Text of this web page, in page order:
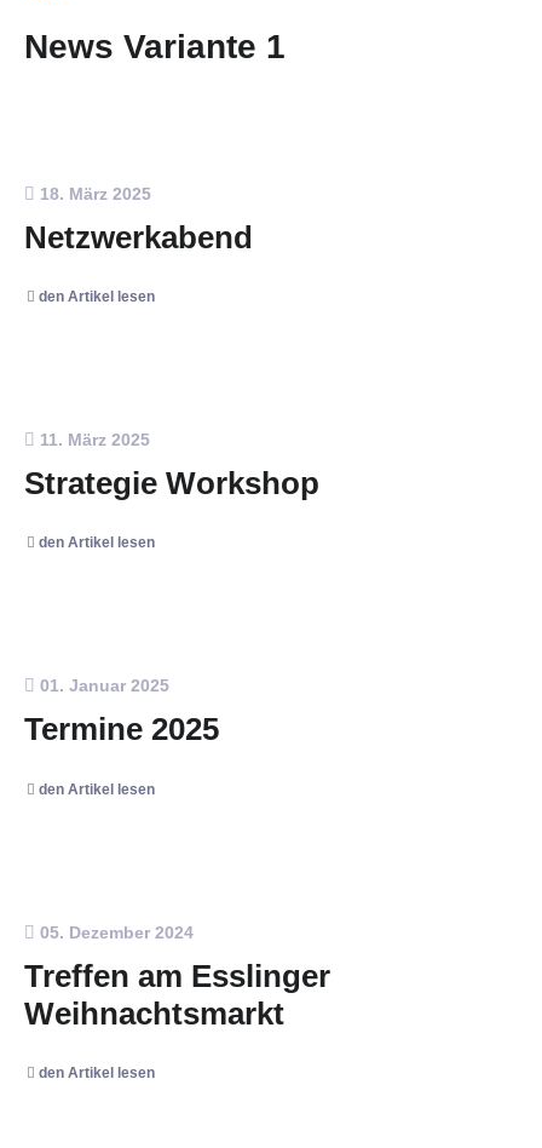
News Variante 1
18. März 2025
Netzwerkabend
den Artikel lesen
11. März 2025
Strategie Workshop
den Artikel lesen
01. Januar 2025
Termine 2025
den Artikel lesen
05. Dezember 2024
Treffen am Esslinger
Weihnachtsmarkt
den Artikel lesen